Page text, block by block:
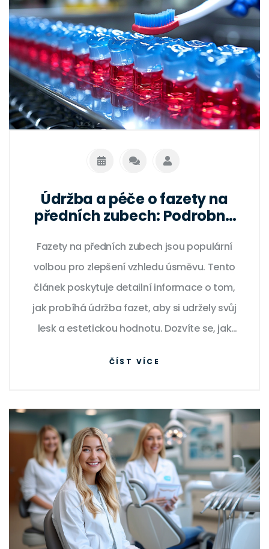
Údržba a péče o fazety na
předních zubech: Podrobný
Fazety na předních zubech jsou populární
volbou pro zlepšení vzhledu úsměvu. Tento
článek poskytuje detailní informace o tom,
jak probíhá údržba fazet, aby si udržely svůj
lesk a estetickou hodnotu. Dozvíte se, jak
doporučení odborníků a užitečné tipy pro
každodenní péči.
ČÍST VÍCE